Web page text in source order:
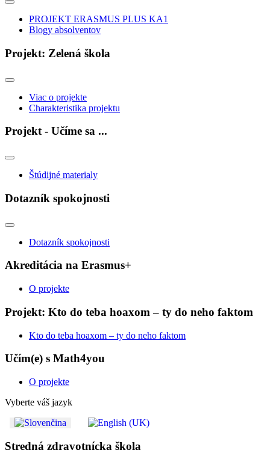
PROJEKT ERASMUS PLUS KA1
Blogy absolventov
Projekt: Zelená škola
Viac o projekte
Charakteristika projektu
Projekt - Učíme sa ...
Štúdijné materialy
Dotazník spokojnosti
Dotazník spokojnosti
Akreditácia na Erasmus+
O projekte
Projekt: Kto do teba hoaxom – ty do neho faktom
Kto do teba hoaxom – ty do neho faktom
Učím(e) s Math4you
O projekte
Vyberte váš jazyk
Stredná zdravotnícka škola